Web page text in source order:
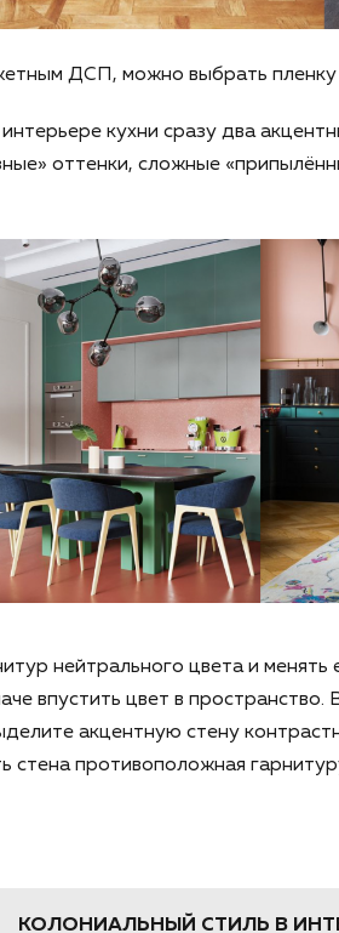
ДСП, можно выбрать пленку
кухни сразу два
оттенки, сложные
нейтрального цвета и
впустить цвет в пространство.
акцентную стену
стена противоположная
КОЛОНИАЛЬНЫЙ СТИЛЬ В